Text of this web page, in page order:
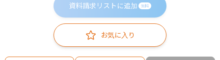
資料請求リストに追加 無料
お気に入り